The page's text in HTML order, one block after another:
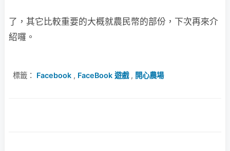
了，其它比較重要的大概就農民幣的部份，下次再來介
紹囉。
標籤： Facebook , FaceBook 遊戲, 開心農場